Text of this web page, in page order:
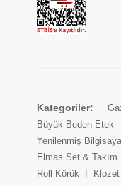
Kategoriler:
Büyük Beden Etek
Yenilenmiş
Elmas Set & Takım
Roll Körük